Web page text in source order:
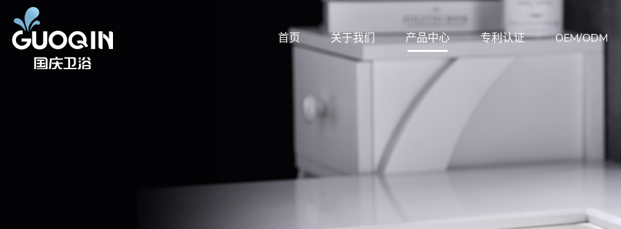
首页 关于我们 产品中心 专利认证 OEM/ODM